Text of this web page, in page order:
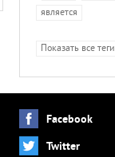
является
Показать все теги
Facebook
Twitter